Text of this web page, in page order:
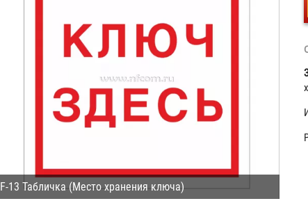
F-13 Табличка (Место хранения ключа)